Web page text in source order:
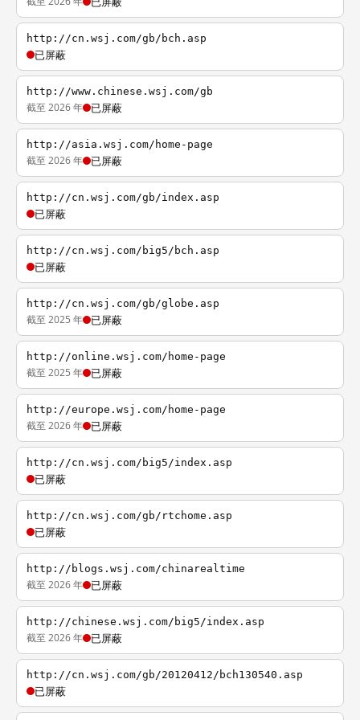
http://cn.wsj.com/gb/bch.asp
已屏蔽
http://www.chinese.wsj.com/gb
截至 2026 年 已屏蔽
http://asia.wsj.com/home-page
截至 2026 年 已屏蔽
http://cn.wsj.com/gb/index.asp
已屏蔽
http://cn.wsj.com/big5/bch.asp
已屏蔽
http://cn.wsj.com/gb/globe.asp
截至 2025 年 已屏蔽
http://online.wsj.com/home-page
截至 2025 年 已屏蔽
http://europe.wsj.com/home-page
截至 2026 年 已屏蔽
http://cn.wsj.com/big5/index.asp
已屏蔽
http://cn.wsj.com/gb/rtchome.asp
已屏蔽
http://blogs.wsj.com/chinarealtime
截至 2026 年 已屏蔽
http://chinese.wsj.com/big5/index.asp
截至 2026 年 已屏蔽
http://cn.wsj.com/gb/20120412/bch130540.asp
已屏蔽